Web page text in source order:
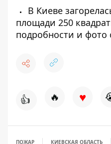
В Киеве
площади 250
подробности и фото
👍 🔥 ♥
ПОЖАР КИЕВСКАЯ ОБЛАСТЬ